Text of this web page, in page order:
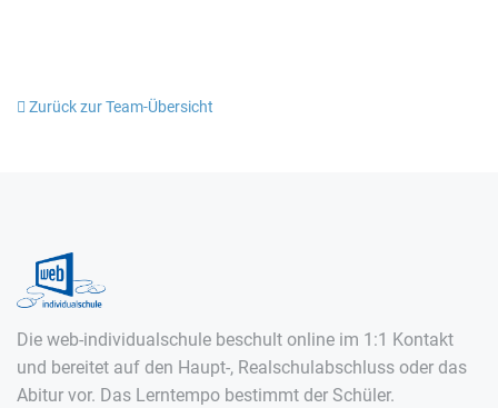
Zurück zur Team-Übersicht
Die web-individualschule beschult online im 1:1 Kontakt
und bereitet auf den Haupt-, Realschulabschluss oder das
Abitur vor. Das Lerntempo bestimmt der Schüler.